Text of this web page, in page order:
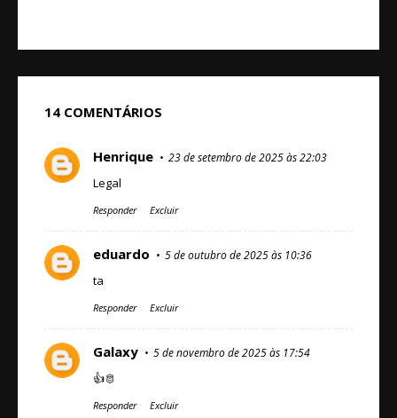
14 COMENTÁRIOS
Henrique 23 de setembro de 2025 às 22:03
Legal
Responder Excluir
eduardo 5 de outubro de 2025 às 10:36
ta
Responder Excluir
Galaxy 5 de novembro de 2025 às 17:54
👍🫅
Responder Excluir